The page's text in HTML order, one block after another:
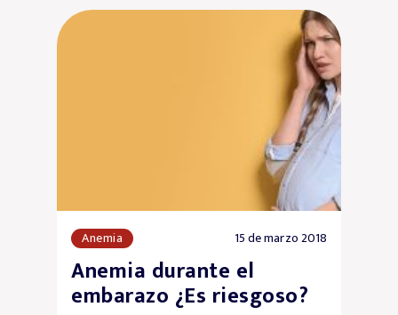
Anemia 15 de marzo 2018
Anemia durante el
embarazo ¿Es riesgoso?